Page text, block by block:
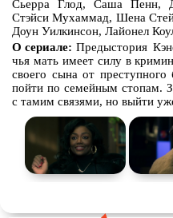
Сьерра Глод, Саша Пенн,
Стэйси Мухаммад, Шена
Доун Уилкинсон, Лайонел
О сериале: Предыстория
чья мать имеет силу в
своего сына от
пойти по семейным стопам.
с тамим связями, но выйти